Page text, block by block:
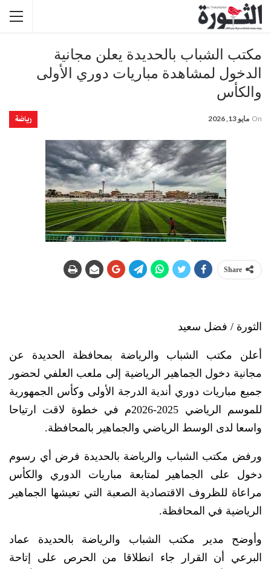
مكتب الشباب بالحديدة يعلن مجانية
الدخول لمشاهدة مباريات دوري الأولى
والكأس
رياضة On مايو 13, 2026
Share
الثورة / فضل سعيد
أعلن مكتب الشباب والرياضة بمحافظة الحديدة عن
مجانية دخول الجماهير الرياضية إلى ملعب العلفي لحضور
جميع مباريات دوري أندية الدرجة الأولى وكأس الجمهورية
للموسم الرياضي 2025-2026م في خطوة لاقت ارتياحا
واسعا لدى الوسط الرياضي والجماهير بالمحافظة.
ورفض مكتب الشباب والرياضة بالحديدة فرض أي رسوم
دخول على الجماهير لمتابعة مباريات الدوري والكأس
مراعاة للظروف الاقتصادية الصعبة التي تعيشها الجماهير
الرياضية في المحافظة.
وأوضح مدير مكتب الشباب والرياضة بالحديدة عماد
البرعي أن القرار جاء انطلاقا من الحرص على إتاحة